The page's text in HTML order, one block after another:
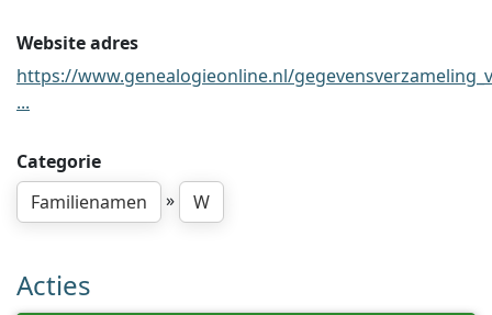
Website adres
https://www.genealogieonline.nl/
...
Categorie
Familienamen
» W
Acties